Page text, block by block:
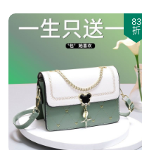
83
折